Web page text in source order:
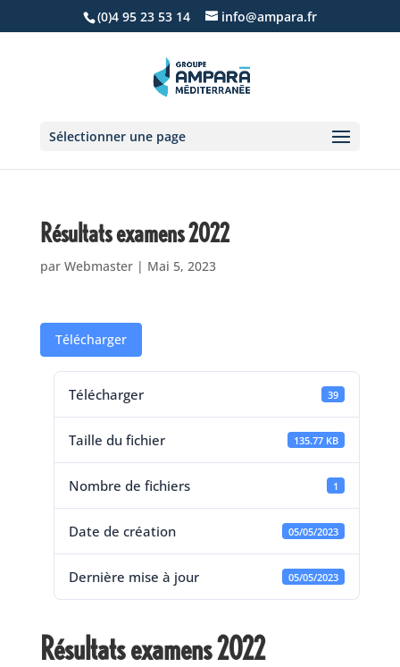
(0)4 95 23 53 14 info@ampara.fr
Sélectionner une page
Résultats examens 2022
par Webmaster| Mai 5, 2023
Télécharger
Télécharger 39
Taille du fichier 135.77 KB
Nombre de fichiers 1
Date de création 05/05/2023
Dernière mise à jour 05/05/2023
Résultats examens 2022